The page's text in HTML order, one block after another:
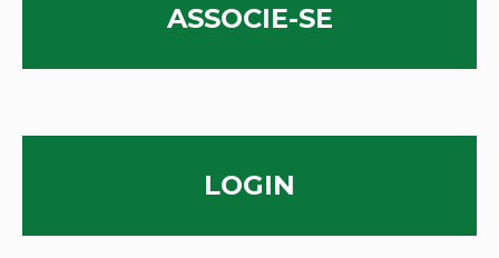
ASSOCIE-SE
LOGIN